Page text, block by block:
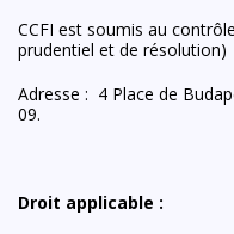
CCFI est soumis au
prudentiel et de
Adresse : 4 Place de
09.
Droit applicable :